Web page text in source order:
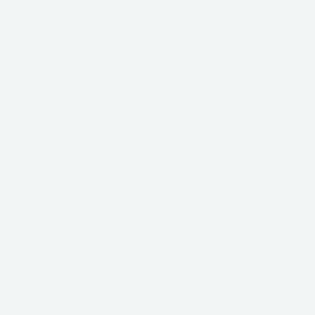
plejer at ligge et kort, et lagkagediagram eller lignende. Vi
plejer at ligge et kort, et lagkagediagram eller lignende. Vi